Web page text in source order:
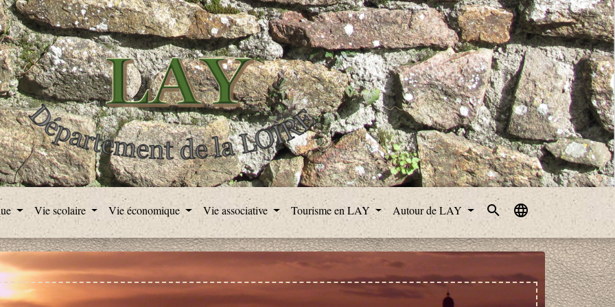
Vie scolaire Vie économique Vie associative Tourisme en LAY Autour de LAY search language